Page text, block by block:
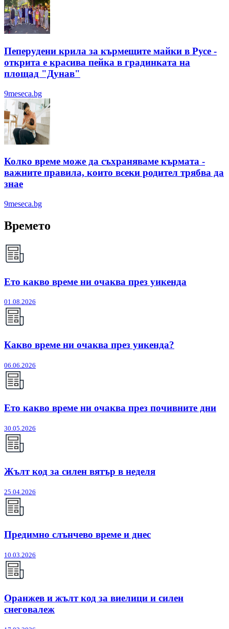
Пеперудени крила за кърмещите майки в Русе -
открита е красива пейка в градинката на
площад "Дунав"
9meseca.bg
Колко време може да съхраняваме кърмата -
важните правила, които всеки родител трябва да
знае
9meseca.bg
Времето
Ето какво време ни очаква през уикенда
01.08.2026
Какво време ни очаква през уикенда?
06.06.2026
Ето какво време ни очаква през почивните дни
30.05.2026
Жълт код за силен вятър в неделя
25.04.2026
Предимно слънчево време и днес
10.03.2026
Оранжев и жълт код за виелици и силен
снеговалеж